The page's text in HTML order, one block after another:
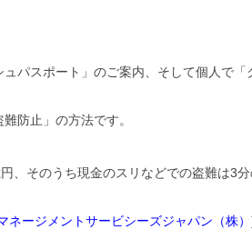
パスポート」のご案内、そして個人で
防止」の方法です。
、そのうち現金のスリなどでの盗難は3
ネージメントサービシーズジャパン（株）